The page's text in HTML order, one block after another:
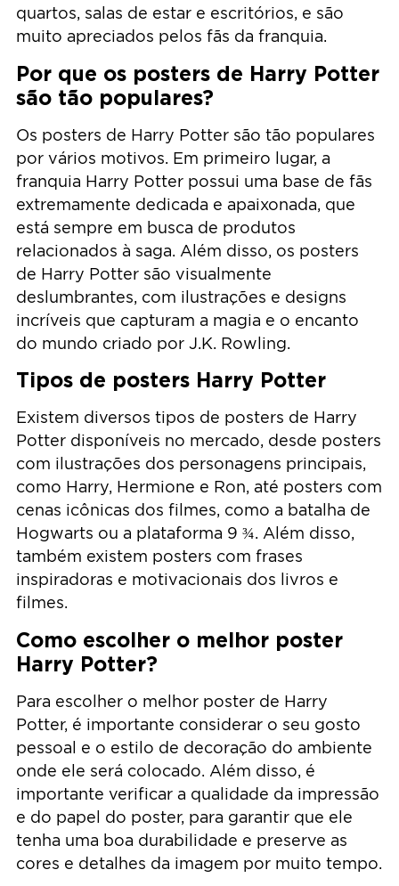
quartos, salas de estar e escritórios, e são
muito apreciados pelos fãs da franquia.
Por que os posters de Harry Potter
são tão populares?
Os posters de Harry Potter são tão populares
por vários motivos. Em primeiro lugar, a
franquia Harry Potter possui uma base de fãs
extremamente dedicada e apaixonada, que
está sempre em busca de produtos
relacionados à saga. Além disso, os posters
de Harry Potter são visualmente
deslumbrantes, com ilustrações e designs
incríveis que capturam a magia e o encanto
do mundo criado por J.K. Rowling.
Tipos de posters Harry Potter
Existem diversos tipos de posters de Harry
Potter disponíveis no mercado, desde posters
com ilustrações dos personagens principais,
como Harry, Hermione e Ron, até posters com
cenas icônicas dos filmes, como a batalha de
Hogwarts ou a plataforma 9 ¾. Além disso,
também existem posters com frases
inspiradoras e motivacionais dos livros e
filmes.
Como escolher o melhor poster
Harry Potter?
Para escolher o melhor poster de Harry
Potter, é importante considerar o seu gosto
pessoal e o estilo de decoração do ambiente
onde ele será colocado. Além disso, é
importante verificar a qualidade da impressão
e do papel do poster, para garantir que ele
tenha uma boa durabilidade e preserve as
cores e detalhes da imagem por muito tempo.